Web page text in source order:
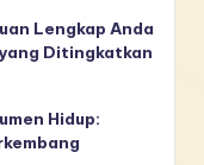
Lengkap Anda
Ditingkatkan
Hidup: